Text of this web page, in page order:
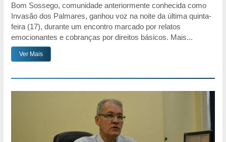
Bom Sossego, comunidade anteriormente conhecida como
Invasão dos Palmares, ganhou voz na noite da última quinta-
feira (17), durante um encontro marcado por relatos
emocionantes e cobranças por direitos básicos. Mais...
Ver Mais